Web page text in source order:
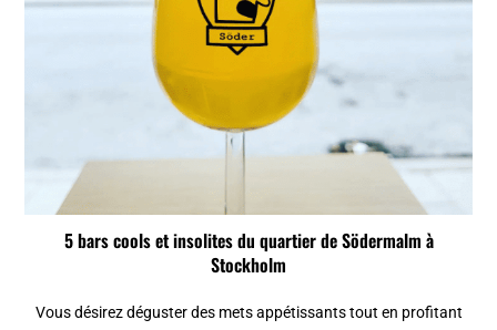
5 bars cools et insolites du quartier de Södermalm à
Stockholm
Vous désirez déguster des mets appétissants tout en profitant